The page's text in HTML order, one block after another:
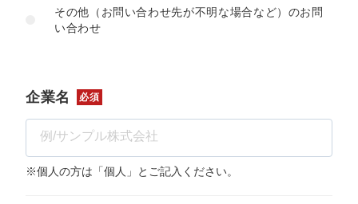
定額制LP制作・改善『最強LP』
エンジニア
代表メッセージ（岩野圭佑）
取締役メッセージ（株本祐己）
その他（お問い合わせ先が不明な場合など）のお問
い合わせ
企業名 必須
※個人の方は「個人」とご記入ください。